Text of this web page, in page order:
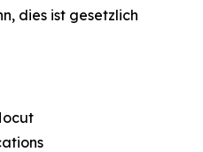
dies ist gesetzlich